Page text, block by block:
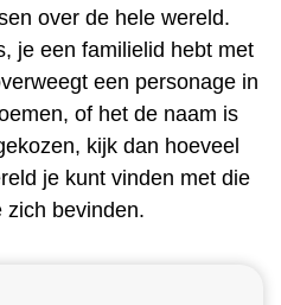
over de hele wereld.
je een familielid hebt met
een personage in
of het de naam is
kijk dan hoeveel
je kunt vinden met die
zich bevinden.